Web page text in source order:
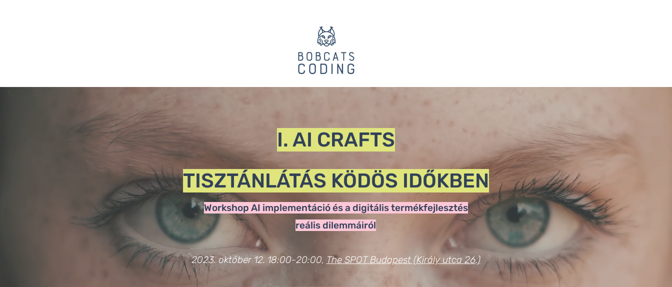
I. AI CRAFTS
TISZTÁNLÁTÁS KÖDÖS IDŐKBEN
Workshop AI implementáció és a digitális termékfejlesztés
reális dilemmáiról
2023. október 12. 18:00-20:00, The SPOT Budapest (Király utca 26.)